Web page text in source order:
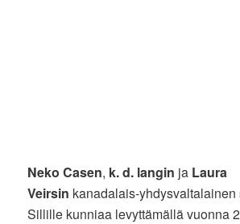
Neko Casen, k. d. langin ja Laura
Veirsin kanadalais-yhdysvaltalainen
Sillille kunniaa levyttämällä vuonna